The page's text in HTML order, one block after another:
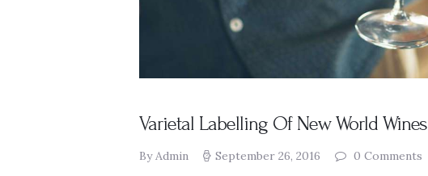
Varietal Labelling Of New World Wines
By Admin September 26, 2016 0 Comments